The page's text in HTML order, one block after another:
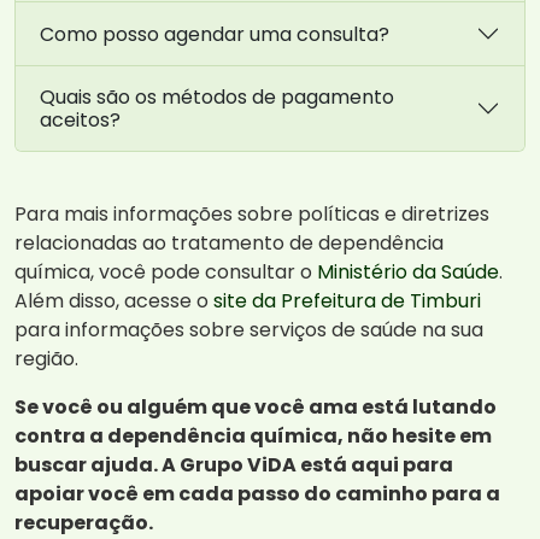
Como posso agendar uma consulta?
Quais são os métodos de pagamento
aceitos?
Para mais informações sobre políticas e diretrizes
relacionadas ao tratamento de dependência
química, você pode consultar o Ministério da Saúde.
Além disso, acesse o site da Prefeitura de Timburi
para informações sobre serviços de saúde na sua
região.
Se você ou alguém que você ama está lutando
contra a dependência química, não hesite em
buscar ajuda. A Grupo ViDA está aqui para
apoiar você em cada passo do caminho para a
recuperação.